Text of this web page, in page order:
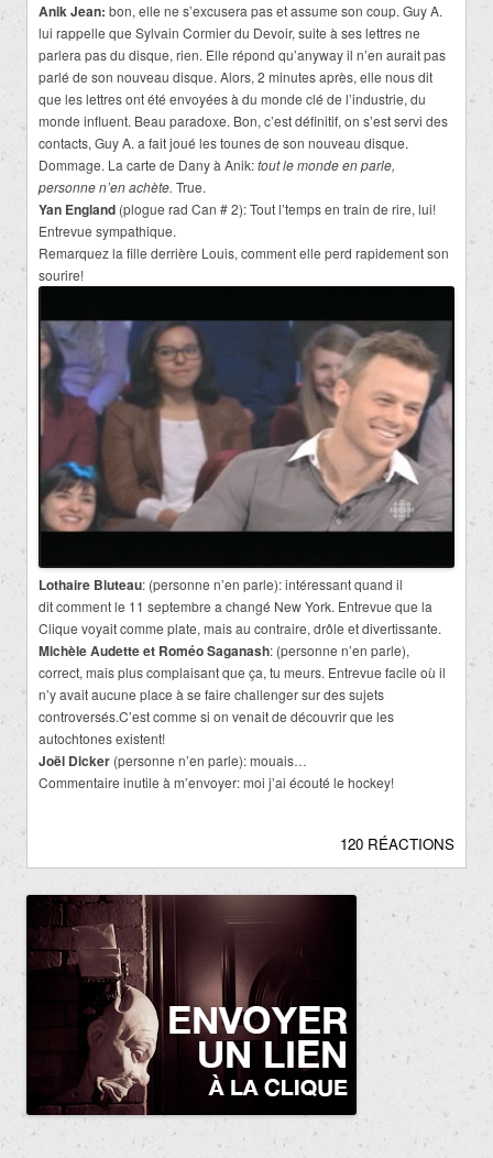
Anik Jean: bon, elle ne s’excusera pas et assume son coup. Guy A.
lui rappelle que Sylvain Cormier du Devoir, suite à ses lettres ne
parlera pas du disque, rien. Elle répond qu’anyway il n’en aurait pas
parlé de son nouveau disque. Alors, 2 minutes après, elle nous dit
que les lettres ont été envoyées à du monde clé de l’industrie, du
monde influent. Beau paradoxe. Bon, c’est définitif, on s’est servi des
contacts, Guy A. a fait joué les tounes de son nouveau disque.
Dommage. La carte de Dany à Anik:tout le monde en parle,
personne n’en achète. True.
Yan England (plogue rad Can # 2): Tout l’temps en train de rire, lui!
Entrevue sympathique.
Remarquez la fille derrière Louis, comment elle perd rapidement son
sourire!
Lothaire Bluteau: (personne n’en parle): intéressant quand il
dit comment le 11 septembre a changé New York. Entrevue que la
Clique voyait comme plate, mais au contraire, drôle et divertissante.
Michèle Audette et Roméo Saganash: (personne n’en parle),
correct, mais plus complaisant que ça, tu meurs. Entrevue facile où il
n’y avait aucune place à se faire challenger sur des sujets
controversés.C’est comme si on venait de découvrir que les
autochtones existent!
Joël Dicker (personne n’en parle): mouais…
Commentaire inutile à m’envoyer: moi j’ai écouté le hockey!
120 RÉACTIONS